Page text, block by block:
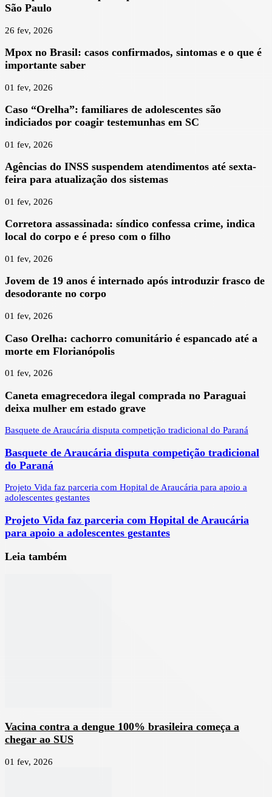
São Paulo
26 fev, 2026
Mpox no Brasil: casos confirmados, sintomas e o que é
importante saber
01 fev, 2026
Caso “Orelha”: familiares de adolescentes são
indiciados por coagir testemunhas em SC
01 fev, 2026
Agências do INSS suspendem atendimentos até sexta-
feira para atualização dos sistemas
01 fev, 2026
Corretora assassinada: síndico confessa crime, indica
local do corpo e é preso com o filho
01 fev, 2026
Jovem de 19 anos é internado após introduzir frasco de
desodorante no corpo
01 fev, 2026
Caso Orelha: cachorro comunitário é espancado até a
morte em Florianópolis
01 fev, 2026
Caneta emagrecedora ilegal comprada no Paraguai
deixa mulher em estado grave
Basquete de Araucária disputa competição tradicional do Paraná
Basquete de Araucária disputa competição tradicional
do Paraná
Projeto Vida faz parceria com Hopital de Araucária para apoio a
adolescentes gestantes
Projeto Vida faz parceria com Hopital de Araucária
para apoio a adolescentes gestantes
Leia também
Vacina contra a dengue 100% brasileira começa a
chegar ao SUS
01 fev, 2026